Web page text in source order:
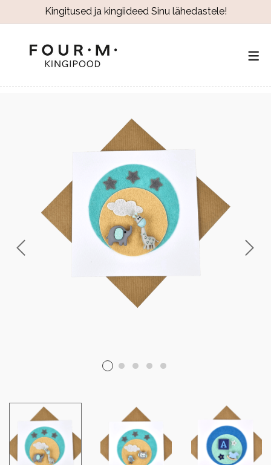
Kingitused ja kingiideed Sinu lähedastele!